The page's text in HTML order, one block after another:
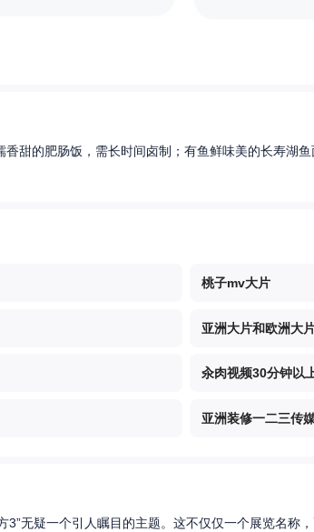
甜的肥肠饭，需长时间卤制；有鱼鲜味美的长寿湖
桃子mv大片
亚洲大片和欧洲大
汆肉视频30分钟以
亚洲装修一二三传
无疑一个引人瞩目的主题。这不仅仅一个展览名称